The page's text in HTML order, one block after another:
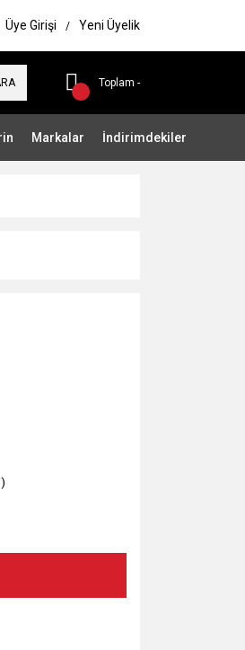
Üye Girişi / Yeni Üyelik
Toplam -
Markalar İndirimdekiler